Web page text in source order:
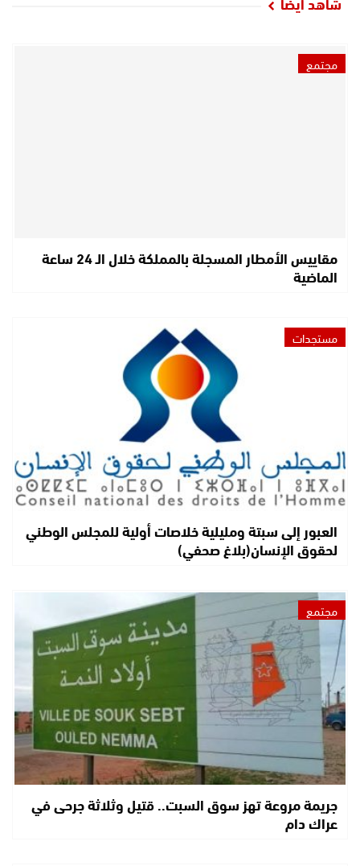
مجتمع
مقاييس الأمطار المسجلة بالمملكة خلال الـ 24 ساعة
الماضية
مستجدات
العبور إلى سبتة ومليلية خلاصات أولية للمجلس الوطني
لحقوق الإنسان(بلاغ صحفي)
مجتمع
جريمة مروعة تهز سوق السبت.. قتيل وثلاثة جرحى في
عراك دام